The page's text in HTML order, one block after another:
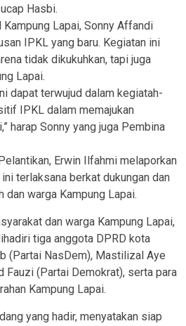
Hasbi.
Lapai, Sonny Affandi
IPKL yang baru. Kegiatan ini
tidak dikukuhkan, tapi juga
Lapai.
dapat terwujud dalam kegiatah-
IPKL dalam memajukan
harap Sonny yang juga Pembina
Erwin Ilfahmi melaporkan
terlaksana berkat dukungan dan
warga Kampung Lapai.
dan warga Kampung Lapai,
tiga anggota DPRD kota
(Partai NasDem), Mastilizal Aye
Fauzi (Partai Demokrat), serta para
Kampung Lapai.
yang hadir, menyatakan siap